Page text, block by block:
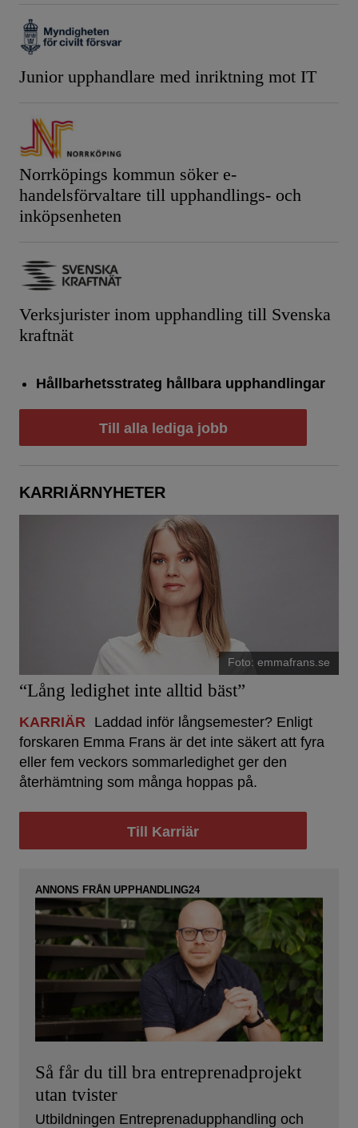
Junior upphandlare med inriktning mot IT
Norrköpings kommun söker e-
handelsförvaltare till upphandlings- och
inköpsenheten
Verksjurister inom upphandling till Svenska
kraftnät
Hållbarhetsstrateg hållbara upphandlingar
Till alla lediga jobb
KARRIÄRNYHETER
Foto: emmafrans.se
“Lång ledighet inte alltid bäst”
KARRIÄR Laddad inför långsemester? Enligt
forskaren Emma Frans är det inte säkert att fyra
eller fem veckors sommarledighet ger den
återhämtning som många hoppas på.
Till Karriär
ANNONS FRÅN UPPHANDLING24
Så får du till bra entreprenadprojekt
utan tvister
Utbildningen Entreprenadupphandling och